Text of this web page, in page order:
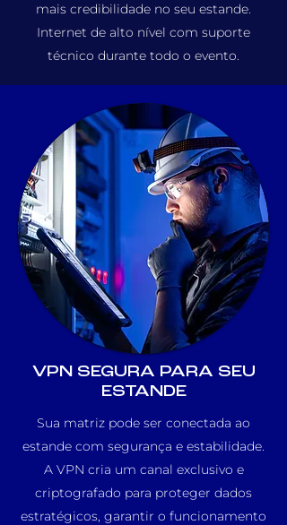
mais credibilidade no seu estande.
Internet de alto nível com suporte
técnico durante todo o evento.
VPN SEGURA PARA SEU
ESTANDE
Sua matriz pode ser conectada ao
estande com segurança e estabilidade.
A VPN cria um canal exclusivo e
criptografado para proteger dados
estratégicos, garantir o funcionamento